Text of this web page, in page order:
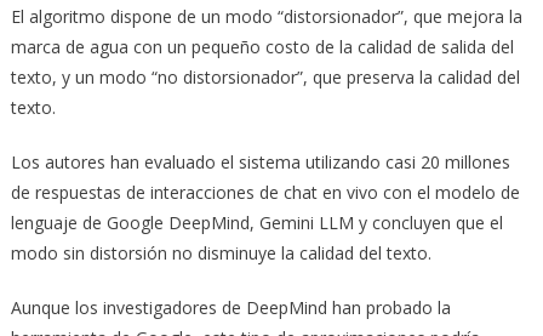
El algoritmo dispone de un modo “distorsionador”, que mejora la
marca de agua con un pequeño costo de la calidad de salida del
texto, y un modo “no distorsionador”, que preserva la calidad del
texto.
Los autores han evaluado el sistema utilizando casi 20 millones
de respuestas de interacciones de chat en vivo con el modelo de
lenguaje de Google DeepMind, Gemini LLM y concluyen que el
modo sin distorsión no disminuye la calidad del texto.
Aunque los investigadores de DeepMind han probado la